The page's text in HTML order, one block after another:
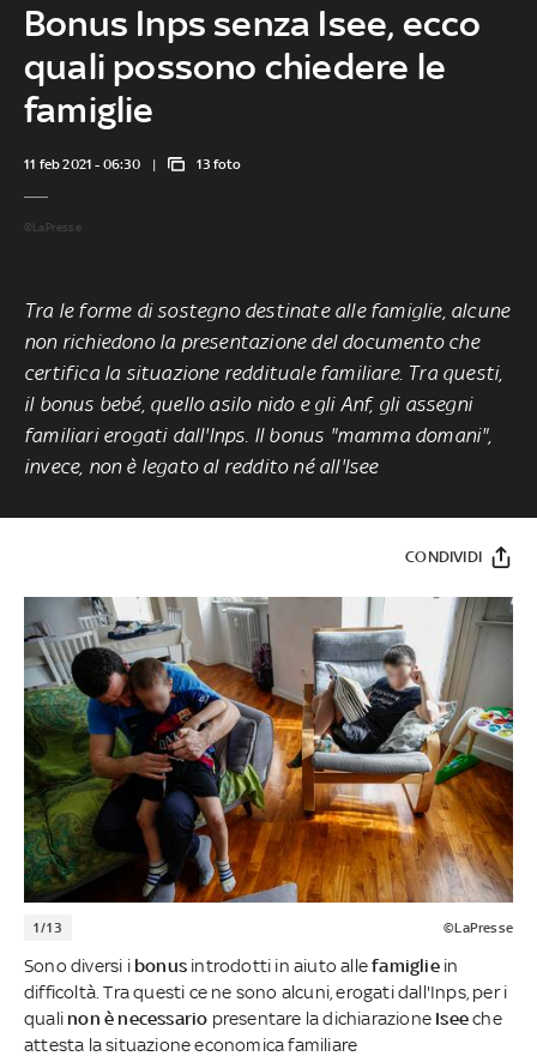
Bonus Inps senza Isee, ecco
quali possono chiedere le
famiglie
11 feb 2021 - 06:30 13 foto
©LaPresse
Tra le forme di sostegno destinate alle famiglie, alcune
non richiedono la presentazione del documento che
certifica la situazione reddituale familiare. Tra questi,
il bonus bebé, quello asilo nido e gli Anf, gli assegni
familiari erogati dall'Inps. Il bonus "mamma domani",
invece, non è legato al reddito né all'Isee
CONDIVIDI
1/13 ©LaPresse
Sono diversi i bonus introdotti in aiuto allefamiglie in
difficoltà. Tra questi ce ne sono alcuni, erogati dall'Inps, per i
quali non è necessario presentare la dichiarazione Iseeche
attesta la situazione economica familiare